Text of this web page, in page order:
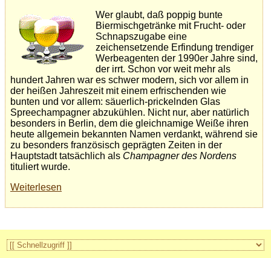
Wer glaubt, daß poppig bunte
Biermischgetränke mit Frucht- oder
Schnapszugabe eine
zeichensetzende Erfindung trendiger
Werbeagenten der 1990er Jahre sind,
der irrt. Schon vor weit mehr als
hundert Jahren war es schwer modern, sich vor allem in
der heißen Jahreszeit mit einem erfrischenden wie
bunten und vor allem: säuerlich-prickelnden Glas
Spreechampagner abzukühlen. Nicht nur, aber natürlich
besonders in Berlin, dem die gleichnamige Weiße ihren
heute allgemein bekannten Namen verdankt, während sie
zu besonders französisch geprägten Zeiten in der
Hauptstadt tatsächlich als Champagner des Nordens
tituliert wurde.
Weiterlesen